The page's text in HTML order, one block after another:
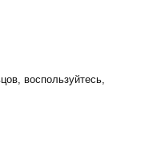
воспользуйтесь,